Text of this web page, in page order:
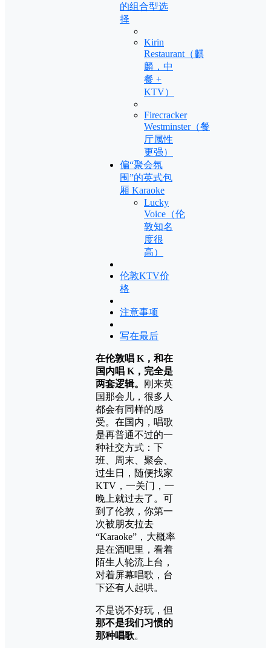
的组合型选
择
Kirin
Restaurant（麒
麟，中
餐 +
KTV）
Firecracker
Westminster（餐
厅属性
更强）
偏“聚会氛
围”的英式包
厢 Karaoke
Lucky
Voice（伦
敦知名
度很
高）
伦敦KTV价
格
注意事项
写在最后
在伦敦唱 K，和在
国内唱 K，完全是
两套逻辑。
刚来英
国那会儿，很多人
都会有同样的感
受。在国内，唱歌
是再普通不过的一
种社交方式：下
班、周末、聚会、
过生日，随便找家
KTV，一关门，一
晚上就过去了。可
到了伦敦，你第一
次被朋友拉去
“Karaoke”，大概率
是在酒吧里，看着
陌生人轮流上台，
对着屏幕唱歌，台
下还有人起哄。
不是说不好玩，但
那不是我们习惯的
那种唱歌。